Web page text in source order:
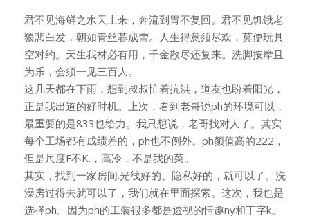
君不见海鲜之水天上来，奔流到胃不复回。君不见饥饿老
狼悲白发，朝如青丝暮成雪。人生得意须尽欢，莫使玩具
空对约。天生我材必有用，千金散尽还复来。洗脚按摩且
为乐，会须一见三百人。
这几天都在下雨，想到叔叔忙着抗洪，道友也盼着阳光，
正是我出道的好时机。上次，看到老哥说ph的环境可以，
最重要的是833也给力。我只想说，老哥找对人了。其实
每个工场都有成绩差的，ph也不例外。ph颜值高的222，
但是尺度F不K.，高冷，不是我的菜。
其实，找到一家房间.光线好的、隐私好的，就可以了。洗
澡房过得去就可以了，我们就在里面探索。这次，我也是
选择ph。因为ph的工装很多都是透视的情趣ny和丁字k。